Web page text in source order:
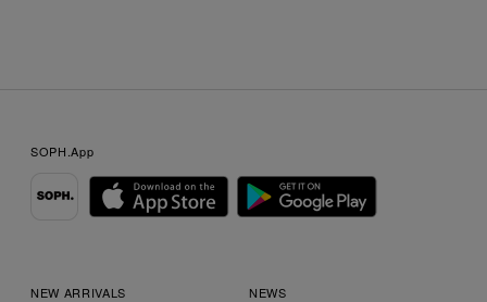
SOPH.App
NEW ARRIVALS NEWS